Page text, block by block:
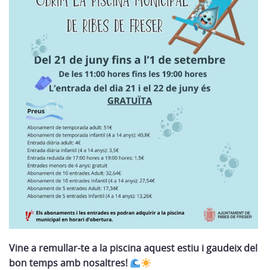
Vine a remullar-te a la piscina aquest estiu i gaudeix del
bon temps amb nosaltres!